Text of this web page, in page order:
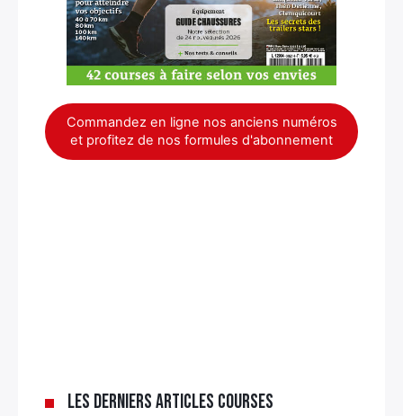
Commandez en ligne nos anciens numéros
et profitez de nos formules d'abonnement
Les derniers articles Courses